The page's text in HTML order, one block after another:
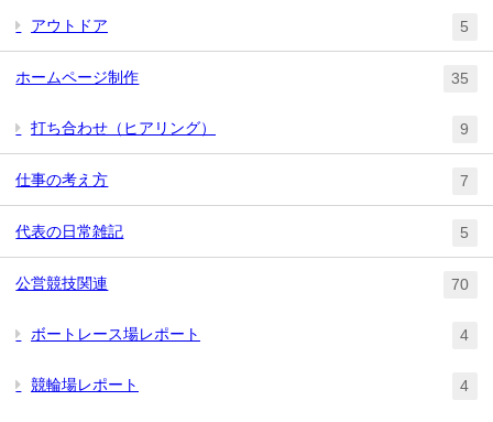
アウトドア 5
ホームページ制作 35
打ち合わせ（ヒアリング） 9
仕事の考え方 7
代表の日常雑記 5
公営競技関連 70
ボートレース場レポート 4
競輪場レポート 4